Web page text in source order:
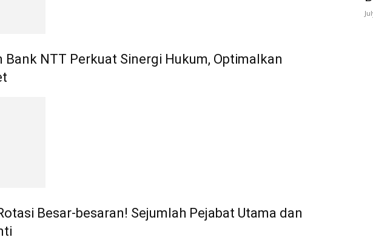
Bank NTT Perkuat Sinergi Hukum, Optimalkan
Besar-besaran! Sejumlah Pejabat Utama dan